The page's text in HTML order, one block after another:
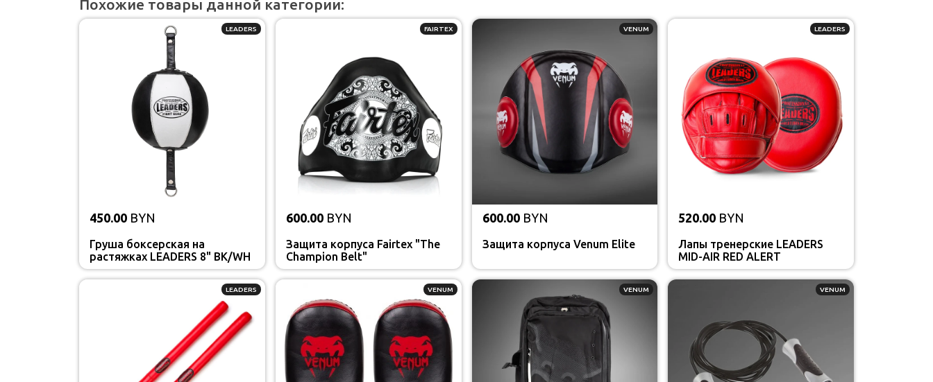
Похожие товары данной категории:
LEADERS
450.00 BYN
Груша боксерская на
растяжках LEADERS 8" BK/WH
FAIRTEX
600.00 BYN
Защита корпуса Fairtex "The
Champion Belt"
VENUM
600.00 BYN
Защита корпуса Venum Elite
LEADERS
520.00 BYN
Лапы тренерские LEADERS
MID-AIR RED ALERT
LEADERS VENUM VENUM VENUM